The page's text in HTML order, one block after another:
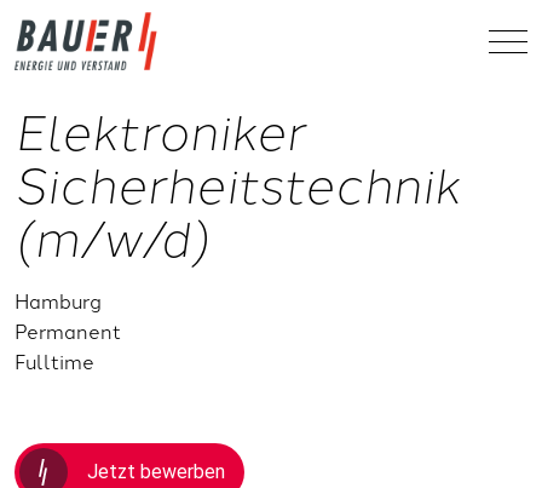
Elektroniker
Sicherheitstechnik
(m/w/d)
Hamburg
Permanent
Fulltime
Jetzt bewerben